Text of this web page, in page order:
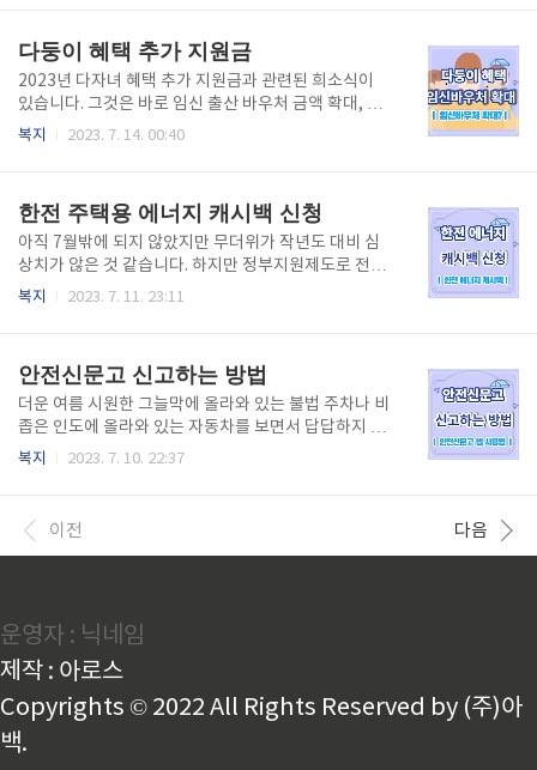
립) 청년 누구..
기 종료 될 수 있으니 반드시 신청방법 확인하시길 바랍
니다. 목차 청년지원금 청년 참여 마일리지 제도 2023
년 7/3일부터 진행하는 청년 참여 마일리지 제도입니
다. 청년이라면 누구나 신청할 수 있는 전국청년지원금
입니다. 청년 누구나 가입만 해도 3만원을 받을 수 있는
원금 참여..
다둥이 혜택 추가 지원금
2023년 다자녀 혜택 추가 지원금과 관련된 희소식이
있습니다. 그것은 바로 임신 출산 바우처 금액 확대, 다
중이 배우차 출산휴가 연장에 대한 임신바우처 다자녀
기 바랍니다. 목차 다둥이 혜택 추가 지원금 2023이냔
다자녀 혜택과 관련된 추가 지원금이 확대되었다는 희
소식이 있습니다. 최근 7/13일에 서울 여의도 국회에서
열린 난임 다둥이 맞춤형 지원대책 협의회에서 다자녀
혜택 추가 지원금과 관련된 소식을 전했습니다. 다둥이
다중이 다자녀 배우자..
복지 2023. 7. 14. 00:40
한전 주택용 에너지 캐시백 신청
아직 7월밖에 되지 않았지만 무더위가 작년도 대비 심
상치가 않은 것 같습니다. 하지만 정부지원제도로 전기
사용을 5%만 줄여도 캐시백이나 현금지급을 받을 수
너지 캐시백 현재 거주하고 있는 주소지에 주민으로 등
록되어 있는 세대주, 세대원이 온라인으로 신청할 수 있
습니다. PC로 신청하시는 경우 1번째, 모바일로 신청하
시는 경우 갤럭시(안드로이드 전용), 애플(IOS 전용) 앱
을 설치하여 한전 주택용 에너지 캐시백을 신청하시길
하는 질문 회원가입한 사람만 한전 주택용 에너지 캐시
백 신청이 가능하나구요? ..
복지 2023. 7. 11. 23:11
안전신문고 신고하는 방법
더운 여름 시원한 그늘막에 올라와 있는 불법 주차나 비
좁은 인도에 올라와 있는 자동차를 보면서 답답하지 않
으셨나요? 7/1일부터는 참지 않으셔도 됩니다. 1분만
알려드립니다. 내용확인 하시고 포상금도 있으니 꼭 챙
겨가세요! 목차 안전신문고로 신고하는 방법 사람들이
4만원의 과태료를 시민들이 신고하여 과태료를 부과할
수 있습니다. 예전에는 장소나 시간에 따라서 눈감아 주
는 경우도 있었지만 앞으로는 6대 주정차금지 구역에
인도가 포함되면서 예외는..
복지 2023. 7. 10. 22:37
이전 다음
운영자 : 닉네임
제작 : 아로스
Copyrights © 2022 All Rights Reserved by (주)아
백.